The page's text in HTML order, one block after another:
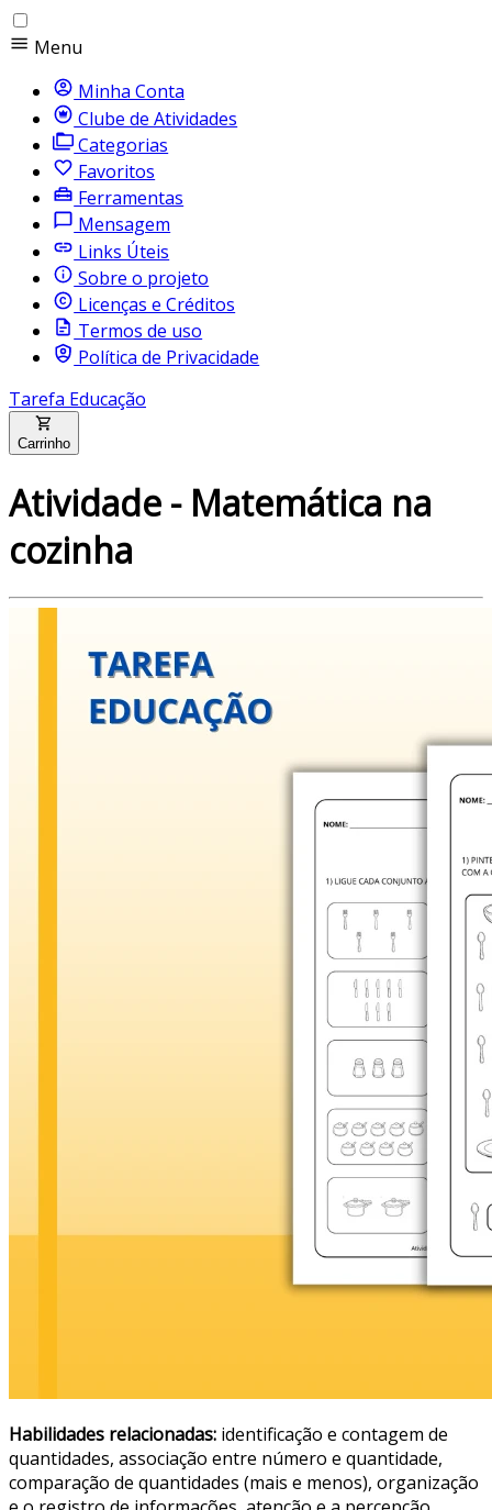
Menu
Minha Conta
Clube de Atividades
Categorias
Favoritos
Ferramentas
Mensagem
Links Úteis
Sobre o projeto
Licenças e Créditos
Termos de uso
Política de Privacidade
Tarefa Educação
Carrinho
Atividade - Matemática na
cozinha
Habilidades relacionadas: identificação e contagem de
quantidades, associação entre número e quantidade,
comparação de quantidades (mais e menos), organização